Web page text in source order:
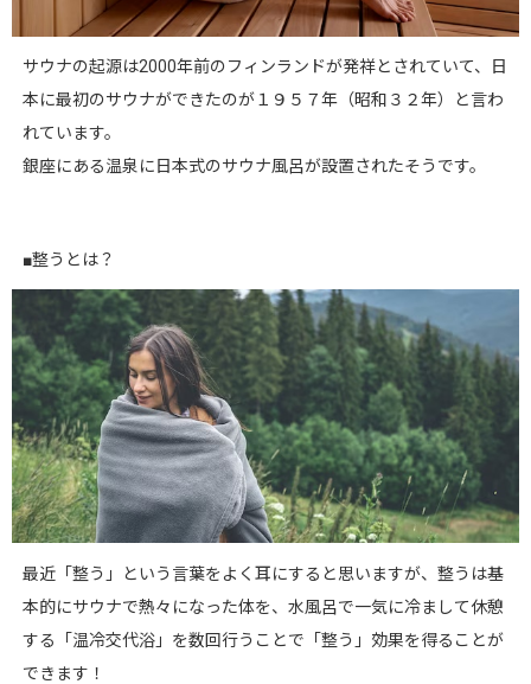
サウナの起源は2000年前のフィンランドが発祥とされていて、日
本に最初のサウナができたのが１９５７年（昭和３２年）と言わ
れています。
銀座にある温泉に日本式のサウナ風呂が設置されたそうです。
■整うとは？
最近「整う」という言葉をよく耳にすると思いますが、整うは基
本的にサウナで熱々になった体を、水風呂で一気に冷まして休憩
する「温冷交代浴」を数回行うことで「整う」効果を得ることが
できます！